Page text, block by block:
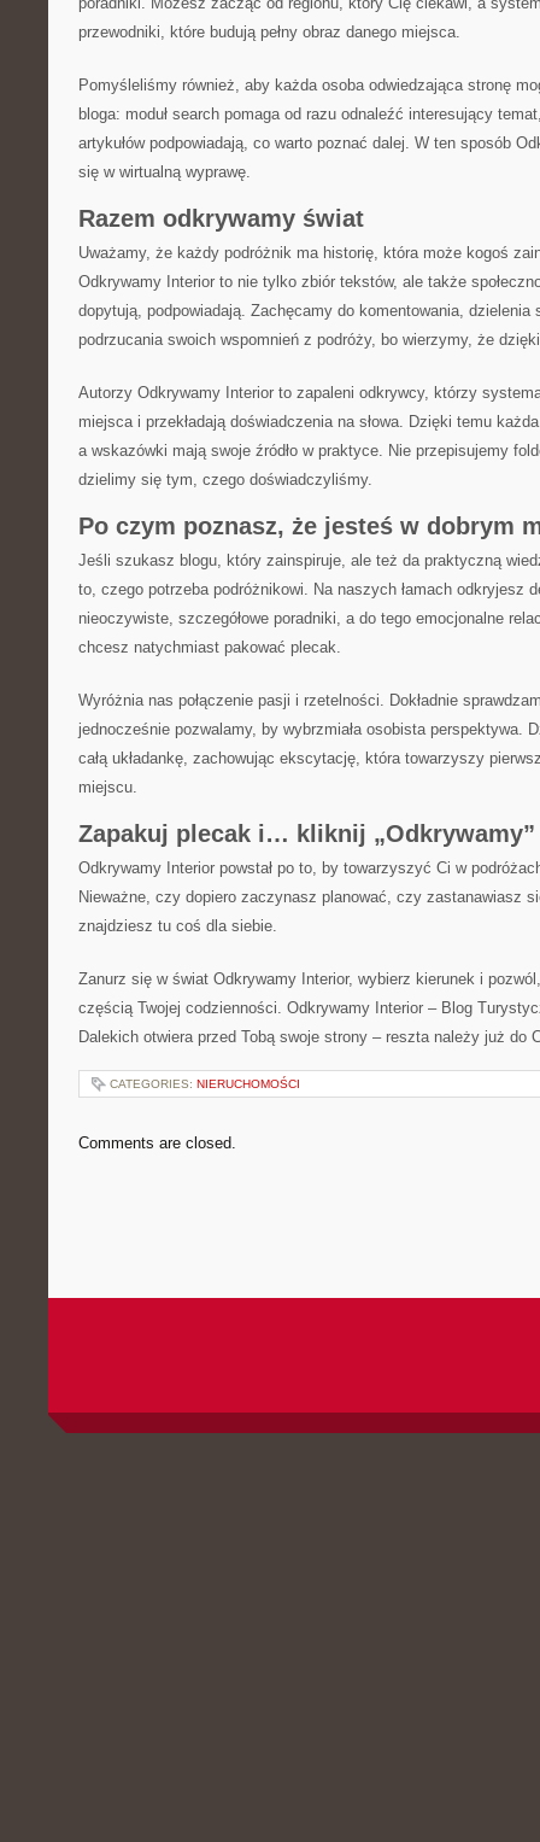
przewodniki, które budują pełny obraz danego miejsca.
Pomyśleliśmy również, aby każda osoba odwiedzająca stronę
bloga: moduł search pomaga od razu odnaleźć interesujący
artykułów podpowiadają, co warto poznać dalej. W ten sposób
się w wirtualną wyprawę.
Razem odkrywamy świat
Uważamy, że każdy podróżnik ma historię, która może kogoś
Odkrywamy Interior to nie tylko zbiór tekstów, ale także
dopytują, podpowiadają. Zachęcamy do komentowania, dzielenia
podrzucania swoich wspomnień z podróży, bo wierzymy, że
Autorzy Odkrywamy Interior to zapaleni odkrywcy, którzy
miejsca i przekładają doświadczenia na słowa. Dzięki temu
a wskazówki mają swoje źródło w praktyce. Nie przepisujemy
dzielimy się tym, czego doświadczyliśmy.
Po czym poznasz, że jesteś w dobrym
Jeśli szukasz blogu, który zainspiruje, ale też da praktyczną
to, czego potrzeba podróżnikowi. Na naszych łamach odkryjesz
nieoczywiste, szczegółowe poradniki, a do tego emocjonalne
chcesz natychmiast pakować plecak.
Wyróżnia nas połączenie pasji i rzetelności. Dokładnie
jednocześnie pozwalamy, by wybrzmiała osobista perspektywa.
całą układankę, zachowując ekscytację, która towarzyszy
miejscu.
Zapakuj plecak i… kliknij „Odkrywamy”
Odkrywamy Interior powstał po to, by towarzyszyć Ci w
Nieważne, czy dopiero zaczynasz planować, czy zastanawiasz
znajdziesz tu coś dla siebie.
Zanurz się w świat Odkrywamy Interior, wybierz kierunek i
częścią Twojej codzienności. Odkrywamy Interior – Blog
Dalekich otwiera przed Tobą swoje strony – reszta należy już do
CATEGORIES: NIERUCHOMOŚCI
Comments are closed.